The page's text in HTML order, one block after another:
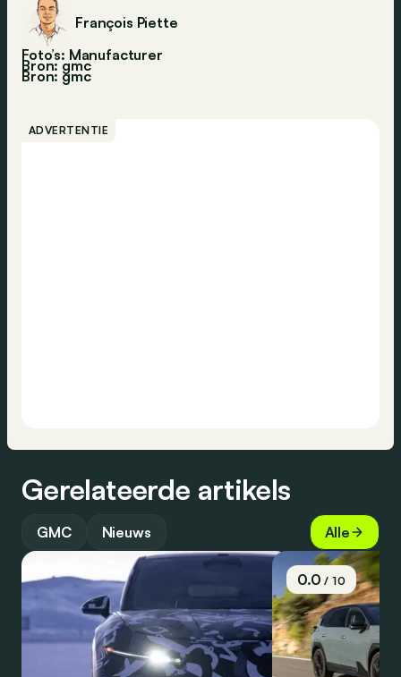
François Piette
Foto’s: Manufacturer
Bron: gmc
Bron: gmc
ADVERTENTIE
Gerelateerde artikels
GMC Nieuws Alle
0.0/ 10